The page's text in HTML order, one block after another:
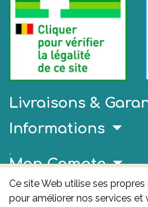
Livraisons &
Ce site Web utilise ses
pour améliorer nos services et
Informations
.
Mon Compte
Liens Utiles